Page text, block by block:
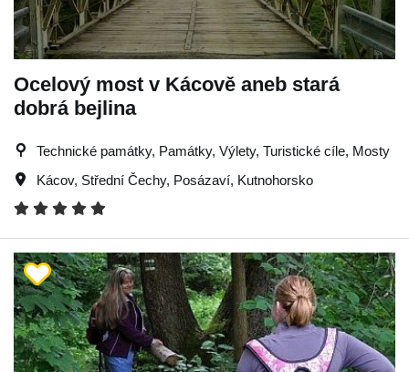
Ocelový most v Kácově aneb stará
dobrá bejlina
Technické památky, Památky, Výlety, Turistické cíle, Mosty
Kácov, Střední Čechy, Posázaví, Kutnohorsko